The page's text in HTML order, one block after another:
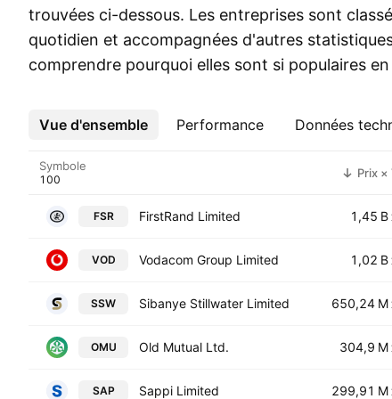
trouvées ci-dessous. Les entreprises sont
quotidien et accompagnées d'autres
comprendre pourquoi elles sont si populaires
Vue d'ensemble Performance Données
Plus
Symbole Prix ×
FSR FirstRand Limited 1,45 B
VOD Vodacom Group Limited 1,02 B
SSW Sibanye Stillwater Limited 650,24 M
OMU Old Mutual Ltd. 304,9 M
SAP Sappi Limited 299,91 M